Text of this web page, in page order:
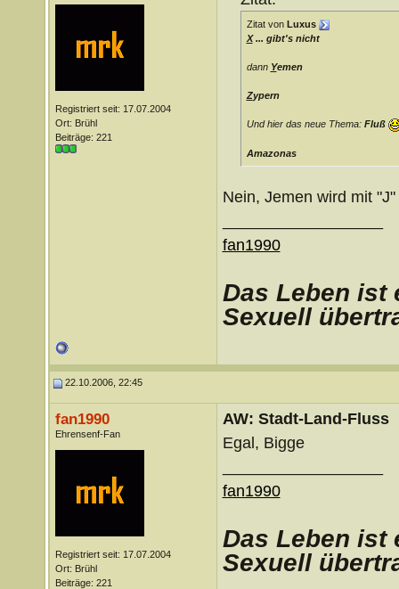
Registriert seit: 17.07.2004
Ort: Brühl
Beiträge: 221
Zitat von Luxus
X... gibt's nicht
dann Yemen
Zypern
Und hier das neue Thema: Fluß
Amazonas
Nein, Jemen wird mit
fan1990
Das Leben ist
Sexuell
22.10.2006, 22:45
fan1990
Ehrensenf-Fan
Registriert seit: 17.07.2004
Ort: Brühl
Beiträge: 221
AW: Stadt-Land-Fluss
Egal, Bigge
fan1990
Das Leben ist
Sexuell